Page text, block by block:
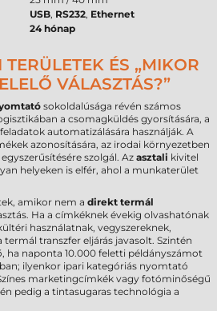
USB, RS232, Ethernet
24 hónap
ÉS „MIKOR
VÁLASZTÁS?”
sokoldalúsága révén számos
a csomagküldés gyorsítására, a
automatizálására használják. A
azonosítására, az irodai környezetben
szolgál. Az asztali kivitel
helyeken is elfér, ahol a munkaterület
amikor nem a direkt termál
Ha a címkéknek évekig olvashatónak
használatnak, vegyszereknek,
transzfer eljárás javasolt. Szintén
ha naponta 10.000 feletti példányszámot
ilyenkor ipari kategóriás nyomtató
marketingcímkék vagy fotóminőségű
pedig a tintasugaras technológia a